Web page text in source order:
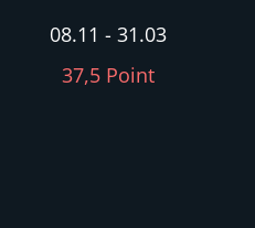
08.11 - 31.03
37,5 Point